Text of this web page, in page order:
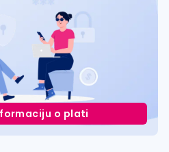
o plati